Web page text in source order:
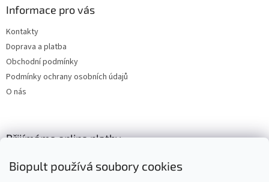
Biopult používá soubory cookies
Informace pro vás
Kontakty
Doprava a platba
Obchodní podmínky
Podmínky ochrany osobních údajů
O nás
Přijímáme online platby